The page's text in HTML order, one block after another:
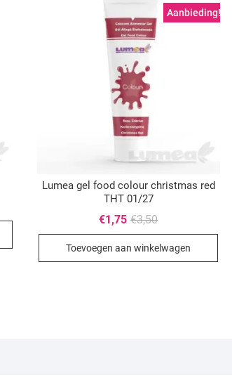
Aanbieding!
Lumea gel food colour christmas red
THT 01/27
€3,50Oorspronkelijke
€3,50.
€1,75
Huidige
€1,75.
Toevoegen aan winkelwagen